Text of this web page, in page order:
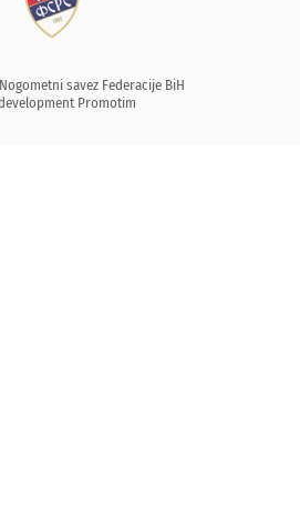
savez Federacije BiH
Promotim